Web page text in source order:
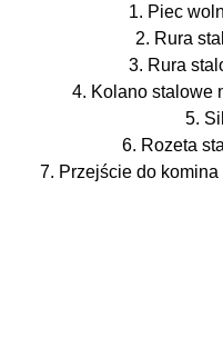
1. Piec
2. Rura
3. Rura
4. Kolano stalowe
5.
6. Rozeta
7. Przejście do